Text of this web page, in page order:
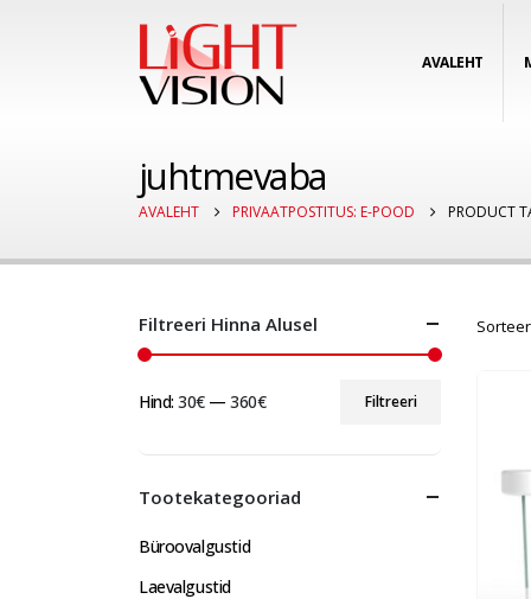
AVALEHT
juhtmevaba
AVALEHT PRIVAATPOSTITUS: E-POOD PRODUCT
Filtreeri Hinna Alusel
hind
hind
Filtreeri
Hind:30€—360€
Tootekategooriad
Büroovalgustid
Laevalgustid